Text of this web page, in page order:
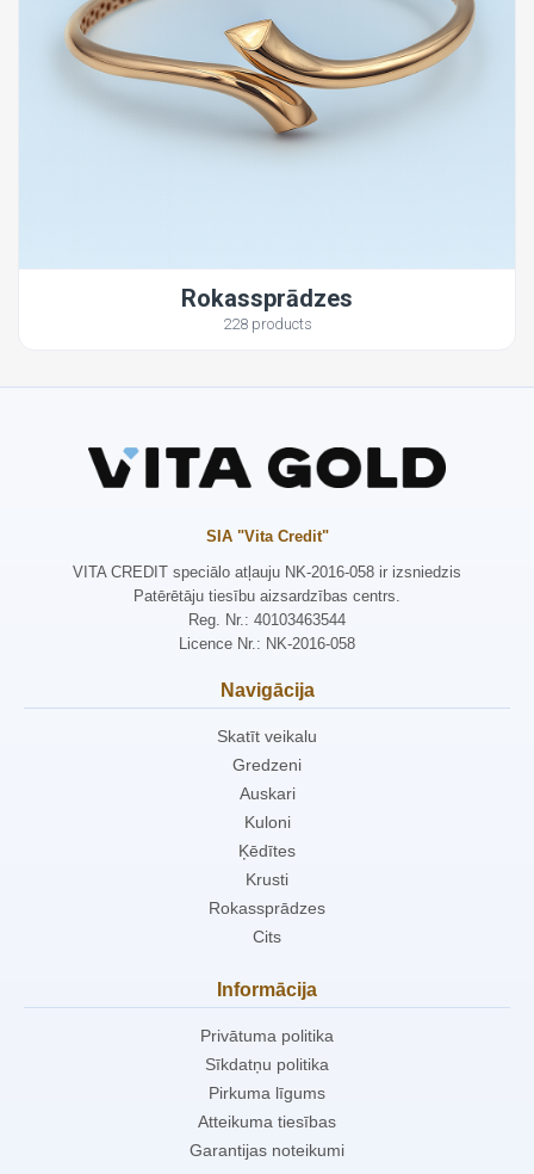
Rokassprādzes
228 products
SIA "Vita Credit"
VITA CREDIT speciālo atļauju NK-2016-058 ir izsniedzis
Patērētāju tiesību aizsardzības centrs.
Reg. Nr.: 40103463544
Licence Nr.: NK-2016-058
Navigācija
Skatīt veikalu
Gredzeni
Auskari
Kuloni
Ķēdītes
Krusti
Rokassprādzes
Cits
Informācija
Privātuma politika
Sīkdatņu politika
Pirkuma līgums
Atteikuma tiesības
Garantijas noteikumi